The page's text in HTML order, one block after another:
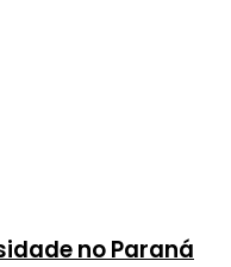
no Paraná